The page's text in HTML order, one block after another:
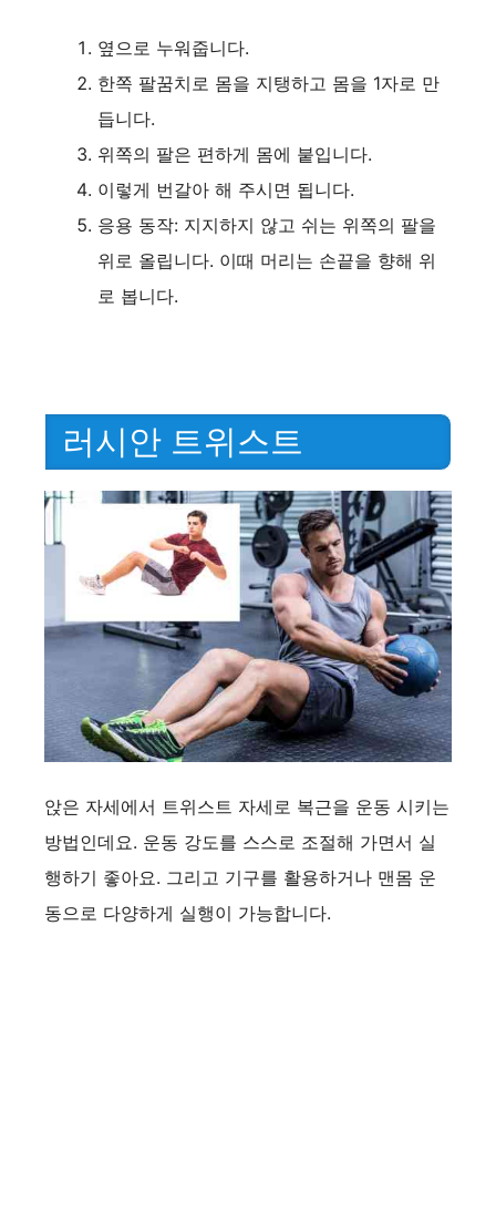
i
e
o
옆으로 누워줍니다.
한쪽 팔꿈치로 몸을 지탱하고 몸을 1자로 만
듭니다.
위쪽의 팔은 편하게 몸에 붙입니다.
이렇게 번갈아 해 주시면 됩니다.
응용 동작: 지지하지 않고 쉬는 위쪽의 팔을
위로 올립니다. 이때 머리는 손끝을 향해 위
로 봅니다.
러시안 트위스트
앉은 자세에서 트위스트 자세로 복근을 운동 시키는
방법인데요. 운동 강도를 스스로 조절해 가면서 실
행하기 좋아요. 그리고 기구를 활용하거나 맨몸 운
동으로 다양하게 실행이 가능합니다.